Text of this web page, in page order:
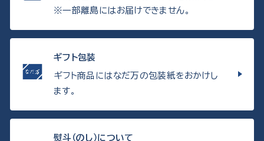
※一部離島にはお届けできません。
ギフト包装
ギフト商品にはなだ万の包装紙をおかけし
ます。
熨斗（のし）について